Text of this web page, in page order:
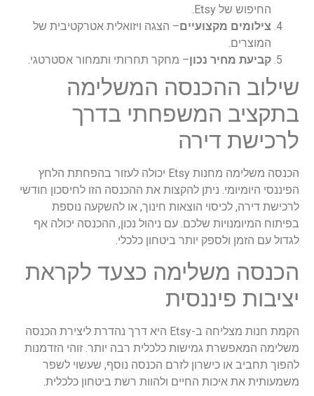
החיפוש של Etsy.
צילומים מקצועיים– הצגה ויזואלית אטרקטיבית של
המוצרים.
קביעת מחיר נכון– מחקר תחרותי ותמחור אסטרטגי.
שילוב ההכנסה המשלימה
בתקציב המשפחתי בדרך
לרכישת דירה
הכנסה משלימה מחנות Etsy יכולה לעזור בהפחתת הלחץ
הפיננסי היומיומי. ניתן להקצות את ההכנסה הזו לחיסכון חודשי
לרכישת דירה, לכיסוי הוצאות חינוך, או להשקעה נוספת
בפיתוח המיומנויות שלכם. עם ניהול נכון, ההכנסה יכולה אף
לגדול עם הזמן ולספק יותר ביטחון כלכלי.
הכנסה משלימה כצעד לקראת
יציבות פיננסית
הקמת חנות מצליחה ב-Etsy היא דרך נהדרת ליצירת הכנסה
משלימה המאפשרת גמישות כלכלית רבה יותר. זוהי הזדמנות
להפוך תחביב או כישרון לזרם הכנסה נוסף, שעשוי לשפר
משמעותית את איכות החיים ולהוות רשת ביטחון כלכלית.